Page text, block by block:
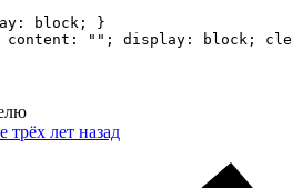
block; }
""; display: block;
трёх лет назад